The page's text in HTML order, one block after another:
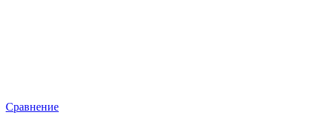
Сравнение